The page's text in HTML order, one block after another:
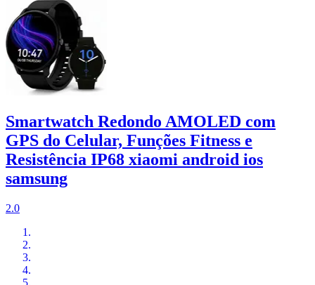
Smartwatch Redondo AMOLED com
GPS do Celular, Funções Fitness e
Resistência IP68 xiaomi android ios
samsung
2.0